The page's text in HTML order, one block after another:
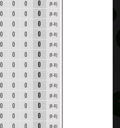
0 0 0 0 (0-0)
0 0 0 0 (0-0)
0 0 0 0 (0-0)
0 0 0 0 (0-0)
0 0 0 0 (0-0)
0 0 0 0 (0-0)
0 0 0 0 (0-0)
0 0 0 0 (0-0)
0 0 0 0 (0-0)
0 0 0 0 (0-0)
0 0 0 0 (0-0)
0 0 0 0 (0-0)
0 0 0 0 (0-0)